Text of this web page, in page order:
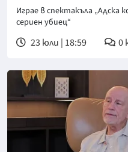
Играе в спектакъла „Адска
сериен убиец“
23 юли | 18:59 0